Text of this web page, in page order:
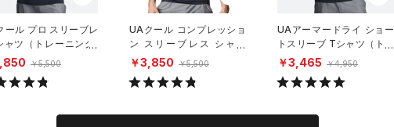
ール プロ スリーブレ
ャツ（トレーニング/
）
￥5,500
UAクール コンプレッショ
ン スリーブレス シャツ
（トレーニング/MEN）
￥3,850 ￥5,500
UAアーマードライ ショー
トスリーブ Tシャツ（トレ
ーニング/MEN）
￥3,465 ￥4,950